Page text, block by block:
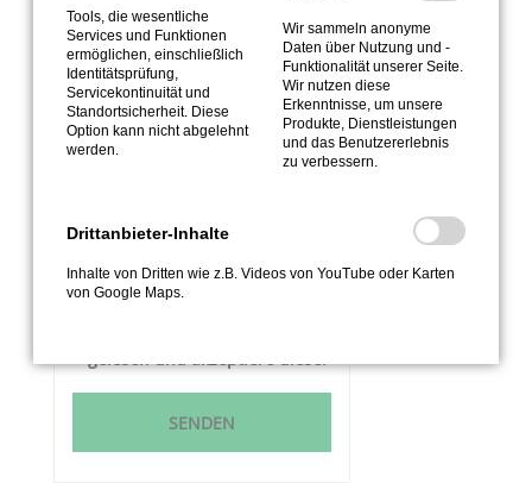
gelesen und akzeptiere diese.
SENDEN
Tools, die wesentliche
Services und Funktionen
ermöglichen, einschließlich
Identitätsprüfung,
Servicekontinuität und
Standortsicherheit. Diese
Option kann nicht abgelehnt
werden.
Wir sammeln anonyme
Daten über Nutzung und -
Funktionalität unserer Seite.
Wir nutzen diese
Erkenntnisse, um unsere
Produkte, Dienstleistungen
und das Benutzererlebnis
zu verbessern.
Drittanbieter-Inhalte
Inhalte von Dritten wie z.B. Videos von YouTube oder Karten
von Google Maps.